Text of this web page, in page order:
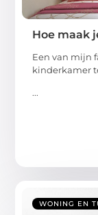
Hoe maak
Een van mijn
kinderkamer
...
WONING EN